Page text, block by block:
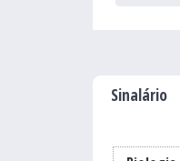
Sinalário